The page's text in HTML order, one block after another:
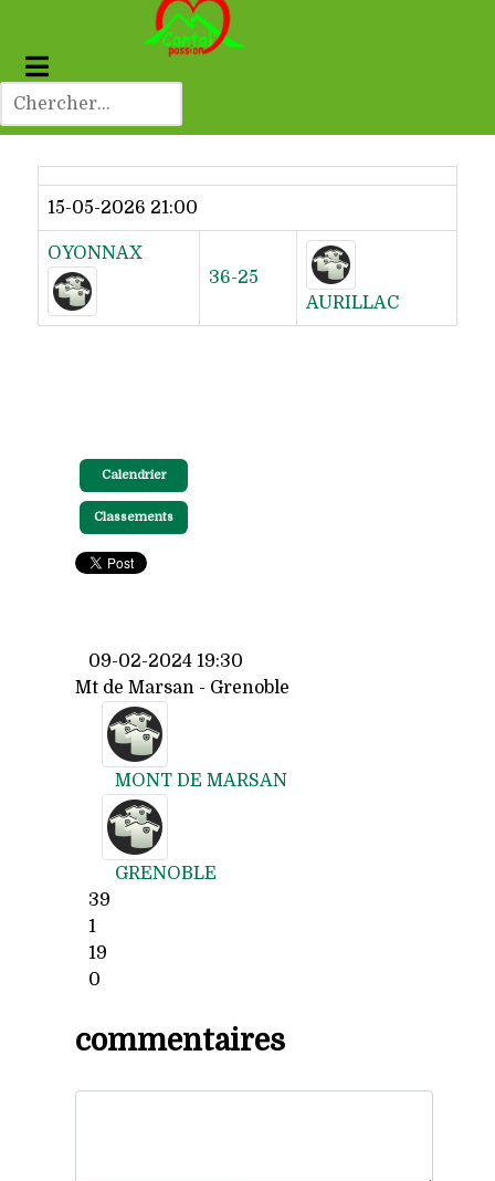
Dernier résultat
15-05-2026 21:00
OYONNAX
36-25
AURILLAC
Calendrier
Classements
09-02-2024 19:30
Mt de Marsan - Grenoble
MONT DE MARSAN
GRENOBLE
39
1
19
0
commentaires